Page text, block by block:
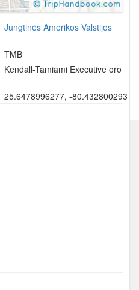
Jungtinės Amerikos Valstijos
TMB
Kendall-Tamiami Executive oro
25.6478996277, -80.432800293